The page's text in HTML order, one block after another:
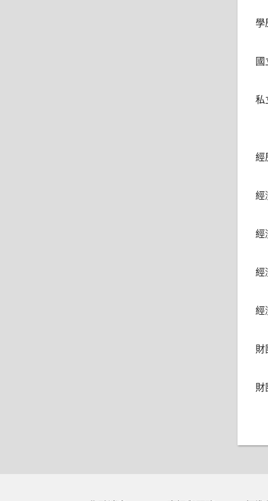
學
私
經
經
經
經
經
財
財